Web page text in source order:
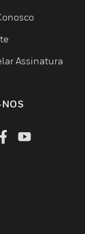
Assinatura